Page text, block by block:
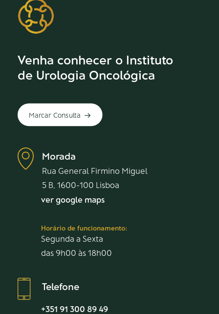
Venha conhecer o Instituto
de Urologia Oncológica
Marcar Consulta
Morada
Rua General Firmino Miguel
5 B, 1600-100 Lisboa
ver google maps
Horário de funcionamento:
Segunda a Sexta
das 9h00 às 18h00
Telefone
+351 91 300 89 49